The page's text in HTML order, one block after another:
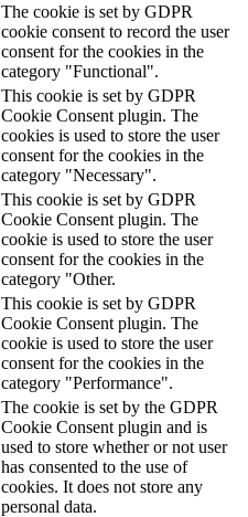
The cookie is set by GDPR
cookie consent to record the user
consent for the cookies in the
category "Functional".
This cookie is set by GDPR
Cookie Consent plugin. The
cookies is used to store the user
consent for the cookies in the
category "Necessary".
This cookie is set by GDPR
Cookie Consent plugin. The
cookie is used to store the user
consent for the cookies in the
category "Other.
This cookie is set by GDPR
Cookie Consent plugin. The
cookie is used to store the user
consent for the cookies in the
category "Performance".
The cookie is set by the GDPR
Cookie Consent plugin and is
used to store whether or not user
has consented to the use of
cookies. It does not store any
personal data.